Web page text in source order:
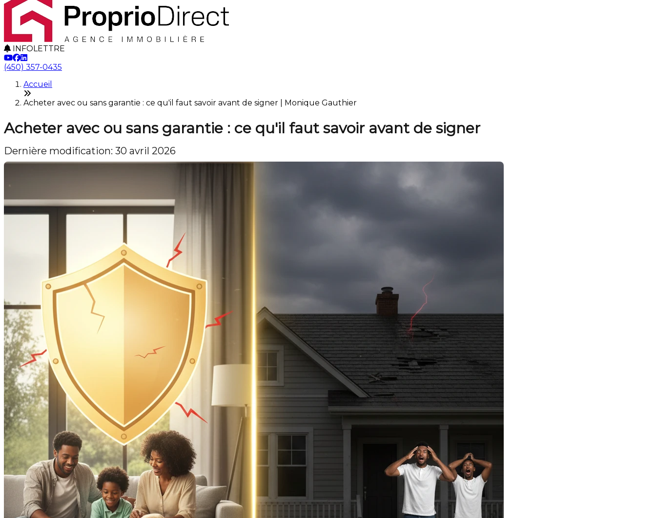
INFOLETTRE
(450) 357-0435
Accueil
Acheter avec ou sans garantie : ce qu'il faut savoir avant de signer | Monique Gauthier
Acheter avec ou sans garantie : ce qu'il faut savoir avant de signer
Dernière modification: 30 avril 2026